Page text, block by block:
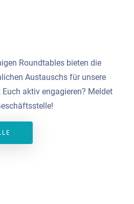
Roundtables bieten die
Austauschs für unsere
aktiv engagieren? Meldet